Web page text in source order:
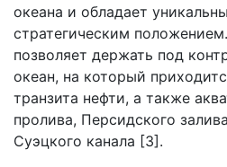
океана и обладает
стратегическим
позволяет держать под
океан, на который
транзита нефти, а также
пролива, Персидского
Суэцкого канала [3].